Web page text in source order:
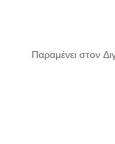
Παραμένει στον